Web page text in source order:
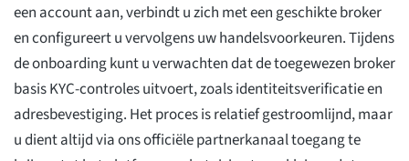
een account aan, verbindt u zich met een geschikte broker
en configureert u vervolgens uw handelsvoorkeuren. Tijdens
de onboarding kunt u verwachten dat de toegewezen broker
basis KYC-controles uitvoert, zoals identiteitsverificatie en
adresbevestiging. Het proces is relatief gestroomlijnd, maar
u dient altijd via ons officiële partnerkanaal toegang te